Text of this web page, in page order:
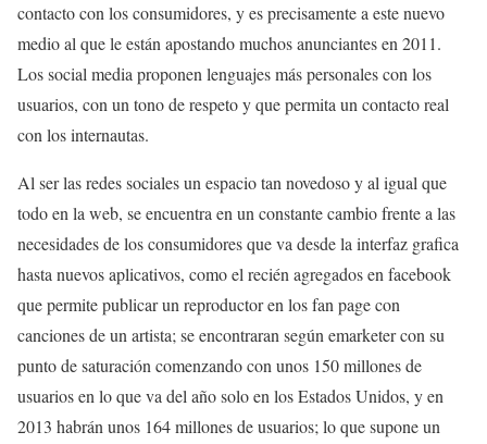
contacto con los consumidores, y es precisamente a este nuevo
medio al que le están apostando muchos anunciantes en 2011.
Los social media proponen lenguajes más personales con los
usuarios, con un tono de respeto y que permita un contacto real
con los internautas.
Al ser las redes sociales un espacio tan novedoso y al igual que
todo en la web, se encuentra en un constante cambio frente a las
necesidades de los consumidores que va desde la interfaz grafica
hasta nuevos aplicativos, como el recién agregados en facebook
que permite publicar un reproductor en los fan page con
canciones de un artista; se encontraran según emarketer con su
punto de saturación comenzando con unos 150 millones de
usuarios en lo que va del año solo en los Estados Unidos, y en
2013 habrán unos 164 millones de usuarios; lo que supone un